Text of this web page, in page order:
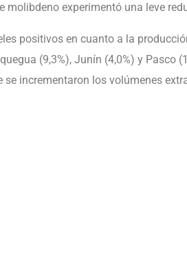
molibdeno experimentó una leve
positivos en cuanto a la
(9,3%), Junín (4,0%) y Pasco
se incrementaron los volúmenes